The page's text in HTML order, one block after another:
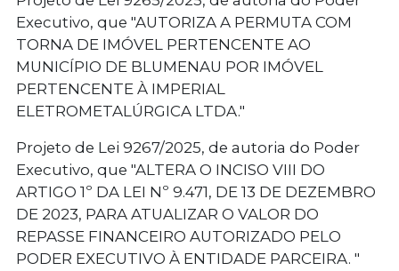
Executivo, que "AUTORIZA A PERMUTA COM
TORNA DE IMÓVEL PERTENCENTE AO
MUNICÍPIO DE BLUMENAU POR IMÓVEL
PERTENCENTE À IMPERIAL
ELETROMETALÚRGICA LTDA."
Projeto de Lei 9267/2025, de autoria do Poder
Executivo, que "ALTERA O INCISO VIII DO
ARTIGO 1º DA LEI Nº 9.471, DE 13 DE DEZEMBRO
DE 2023, PARA ATUALIZAR O VALOR DO
REPASSE FINANCEIRO AUTORIZADO PELO
PODER EXECUTIVO À ENTIDADE PARCEIRA. "